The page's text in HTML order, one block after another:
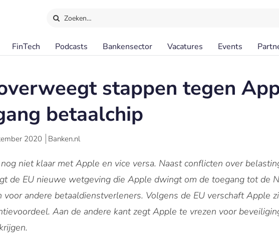
Zoeken…
FinTech Podcasts Bankensector Vacatures Events
stappen tegen
betaalchip
2020 Banken.nl
niet klaar met Apple en vice versa. Naast conflicten over
de EU nieuwe wetgeving die Apple dwingt om de toegang tot de
andere betaaldienstverleners. Volgens de EU verschaft Apple
Aan de andere kant zegt Apple te vrezen voor